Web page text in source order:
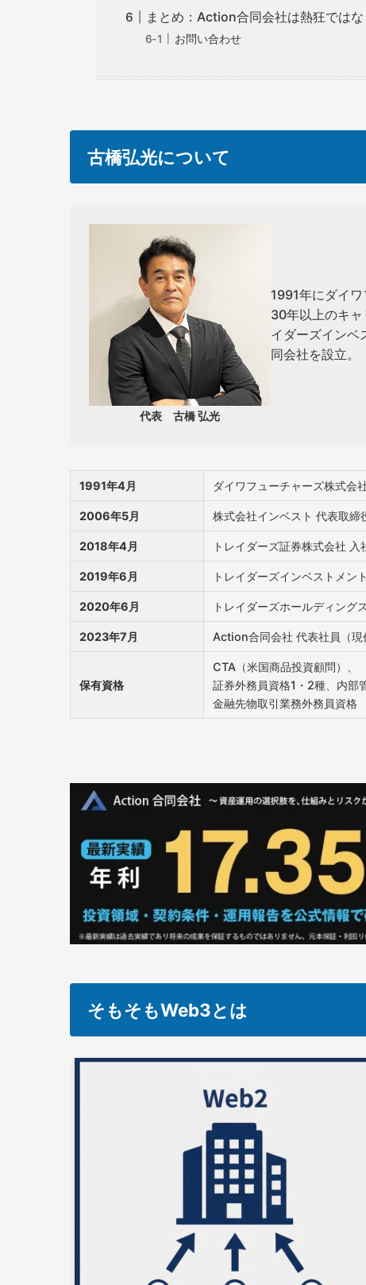
まとめ：Action合同会社は熱狂ではな
お問い合わせ
古橋弘光について
代表 古橋 弘光
1991年にダイ
30年以上のキ
イダーズイン
同会社を設立。
1991年4月 ダイワフューチャーズ株式会
2006年5月 株式会社インベスト 代表取締
2018年4月 トレイダーズ証券株式会社 入
2019年6月 トレイダーズインベストメン
2020年6月 トレイダーズホールディング
2023年7月 Action合同会社 代表社員（現
保有資格
CTA（米国商品投資顧問）、
証券外務員資格1・2種、内部
金融先物取引業務外務員資格
そもそもWeb3とは